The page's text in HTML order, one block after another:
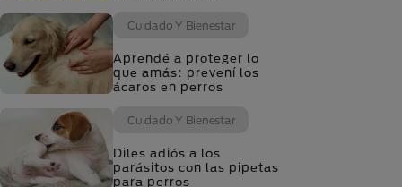
Cuidado Y Bienestar
Aprendé a proteger lo
que amás: prevení los
ácaros en perros
Cuidado Y Bienestar
Diles adiós a los
parásitos con las pipetas
para perros